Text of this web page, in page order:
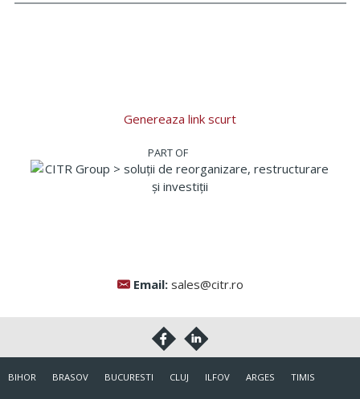
Genereaza link scurt
Email: sales@citr.ro
BIHOR BRASOV BUCURESTI CLUJ ILFOV ARGES TIMIS